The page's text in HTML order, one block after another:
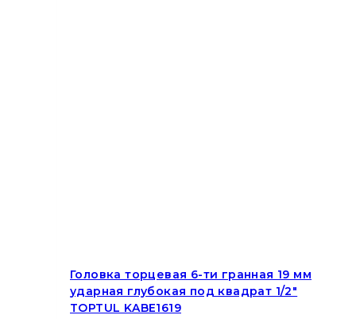
Головка торцевая 6-ти гранная 19 мм
ударная глубокая под квадрат 1/2″
TOPTUL KABE1619